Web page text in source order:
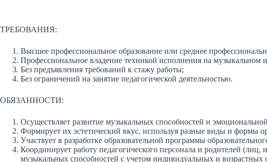
ТРЕБОВАНИЯ:
Высшее профессиональное образование или среднее
Профессиональное владение техникой исполнения на музыкальном
Без предъявления требований к стажу работы;
Без ограничений на занятие педагогической деятельностью.
ОБЯЗАННОСТИ:
Осуществляет развитие музыкальных способностей и
Формирует их эстетический вкус, используя разные виды и формы
Участвует в разработке образовательной программы
Координирует работу педагогического персонала и родителей
музыкальных способностей с учетом индивидуальных и возрастных